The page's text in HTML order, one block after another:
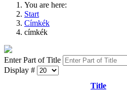
You are here:
Start
Címkék
címkék
Enter Part of Title
Display #
Title